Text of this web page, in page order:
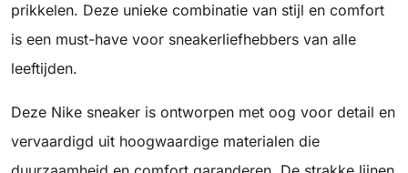
prikkelen. Deze unieke combinatie van stijl en comfort
is een must-have voor sneakerliefhebbers van alle
leeftijden.
Deze Nike sneaker is ontworpen met oog voor detail en
vervaardigd uit hoogwaardige materialen die